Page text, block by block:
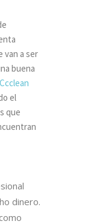
van a ser
buena
Ccclean
el
que
dinero.